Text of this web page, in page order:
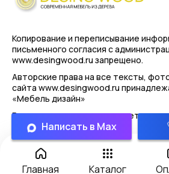
Копирование и переписывание
письменного согласия с
www.desingwood.ru запрещено.
Авторские права на все тексты,
сайта www.desingwood.ru
«Мебель дизайн»
Реальные изделия могут иметь
представленным на сайте!
Политика конфиденциальности
Написать в Max
Главная Каталог